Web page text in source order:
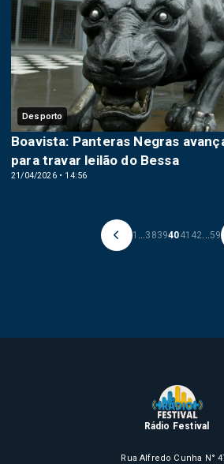
Desporto
21/04/2026 • 14:56
Boavista: Panteras Negras
para travar leilão do Bessa
1 38394041 42 59
Rádio Festival
Rua Alfredo Cunha N°